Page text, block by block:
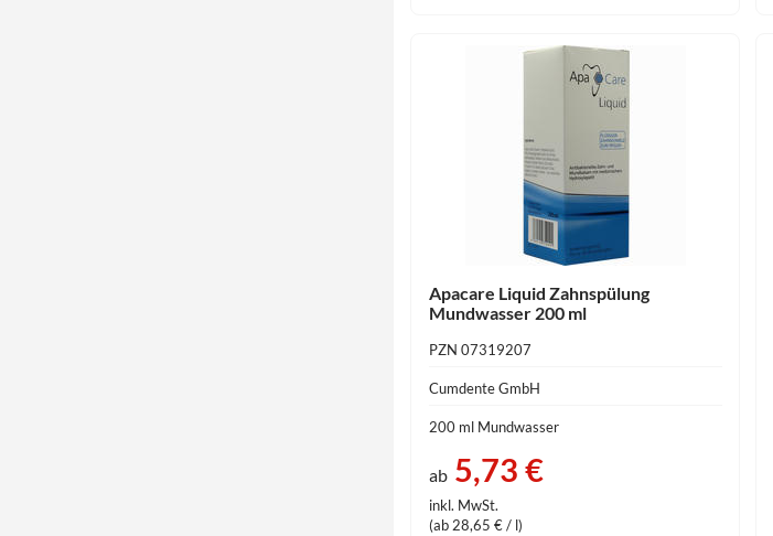
Apacare Liquid Zahnspülung
Mundwasser 200 ml
PZN 07319207
Cumdente GmbH
200 ml Mundwasser
ab 5,73 €
inkl. MwSt.
(ab 28,65 € / l)